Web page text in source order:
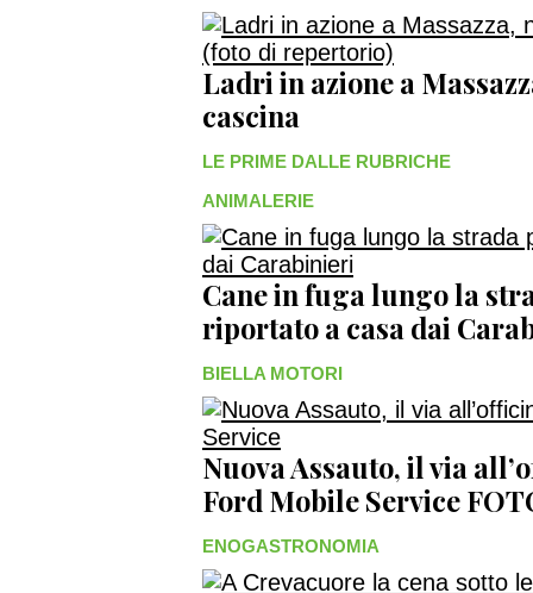
Ladri in azione a
cascina
LE PRIME DALLE RUBRICHE
ANIMALERIE
Cane in fuga lungo la
riportato a casa dai
BIELLA MOTORI
Nuova Assauto, il via
Ford Mobile Service
ENOGASTRONOMIA